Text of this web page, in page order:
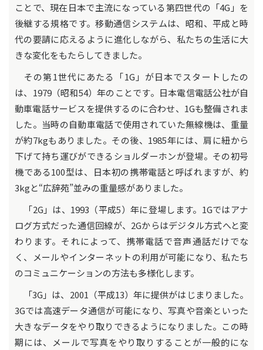
ことで、現在日本で主流になっている第四世代の「4G」を
後継する規格です。移動通信システムは、昭和、平成と時
代の要請に応えるように進化しながら、私たちの生活に大
きな変化をもたらしてきました。
その第1世代にあたる「1G」が日本でスタートしたの
は、1979（昭和54）年のことです。日本電信電話公社が自
動車電話サービスを提供するのに合わせ、1Gも整備されま
した。当時の自動車電話で使用されていた無線機は、重量
が約7kgもありました。その後、1985年には、肩に紐から
下げて持ち運びができるショルダーホンが登場。その初号
機である100型は、日本初の携帯電話と呼ばれますが、約
3kgと“広辞苑”並みの重量感がありました。
「2G」は、1993（平成5）年に登場します。1Gではアナ
ログ方式だった通信回線が、2Gからはデジタル方式へと変
わります。それによって、携帯電話で音声通話だけでな
く、メールやインターネットの利用が可能になり、私たち
のコミュニケーションの方法も多様化します。
「3G」は、2001（平成13）年に提供がはじまりました。
3Gでは高速データ通信が可能になり、写真や音楽といった
大きなデータをやり取りできるようになりました。この時
期には、メールで写真をやり取りすることが一般的にな